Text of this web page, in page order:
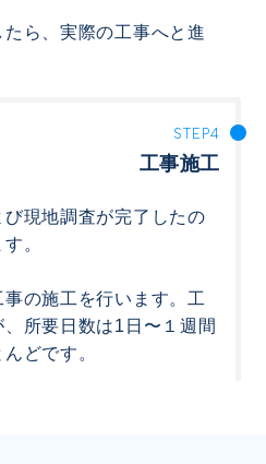
ら、実際の工事へと進
工事施工
現地調査が完了したの
。
の施工を行います。工
所要日数は1日〜１週間
どです。